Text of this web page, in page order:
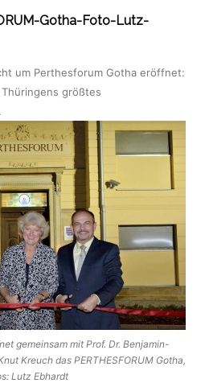
Gotha-Foto-Lutz-
um Perthesforum Gotha eröffnet:
größtes
.
gemeinsam mit Prof. Dr. Benjamin-
Kreuch das PERTHESFORUM Gotha,
Lutz Ebhardt